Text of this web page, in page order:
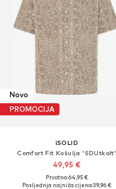
Novo
PROMOCIJA
!SOLID
Comfort Fit Košulja 'SDUtkolt'
49,95 €
Prvotno: 64,95 €
Posljednja najniža cijena:39,96 €